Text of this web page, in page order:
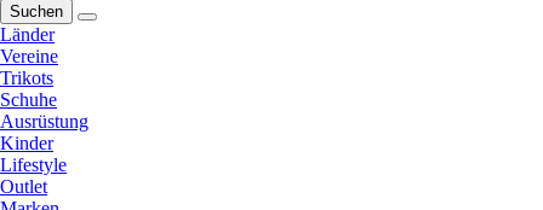
Suchen
Länder
Vereine
Trikots
Schuhe
Ausrüstung
Kinder
Lifestyle
Outlet